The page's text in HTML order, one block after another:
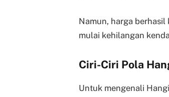
Namun, harga
mulai kehilangan
Ciri-Ciri Pola
Untuk mengenali